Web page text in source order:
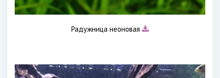
Радужница неоновая